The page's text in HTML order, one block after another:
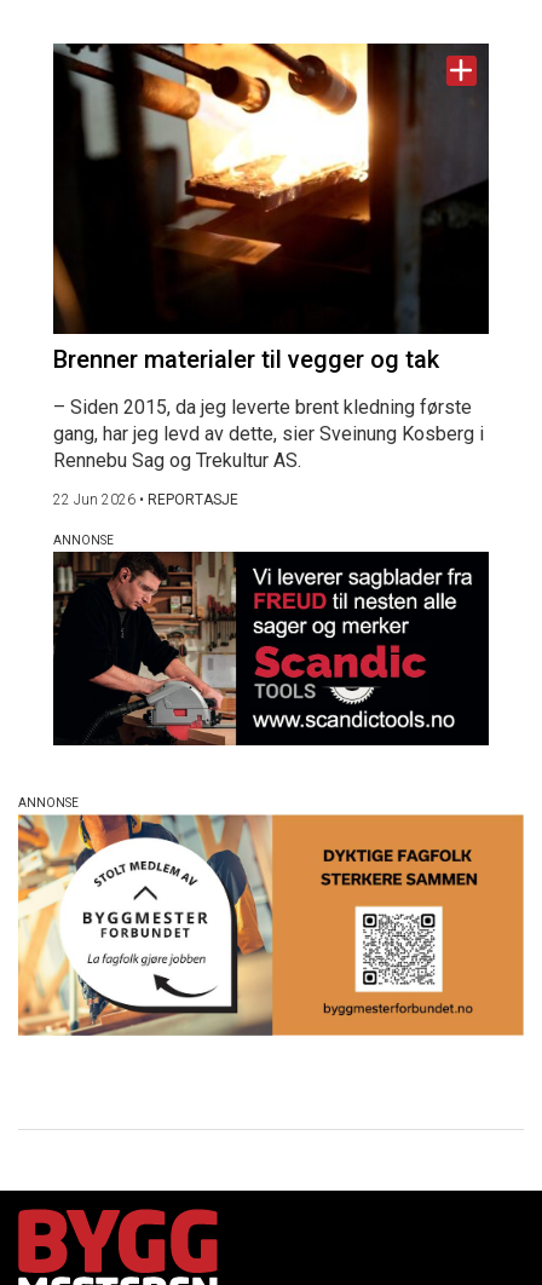
Brenner materialer til vegger og tak
– Siden 2015, da jeg leverte brent kledning første
gang, har jeg levd av dette, sier Sveinung Kosberg i
Rennebu Sag og Trekultur AS.
22 Jun 2026 • REPORTASJE